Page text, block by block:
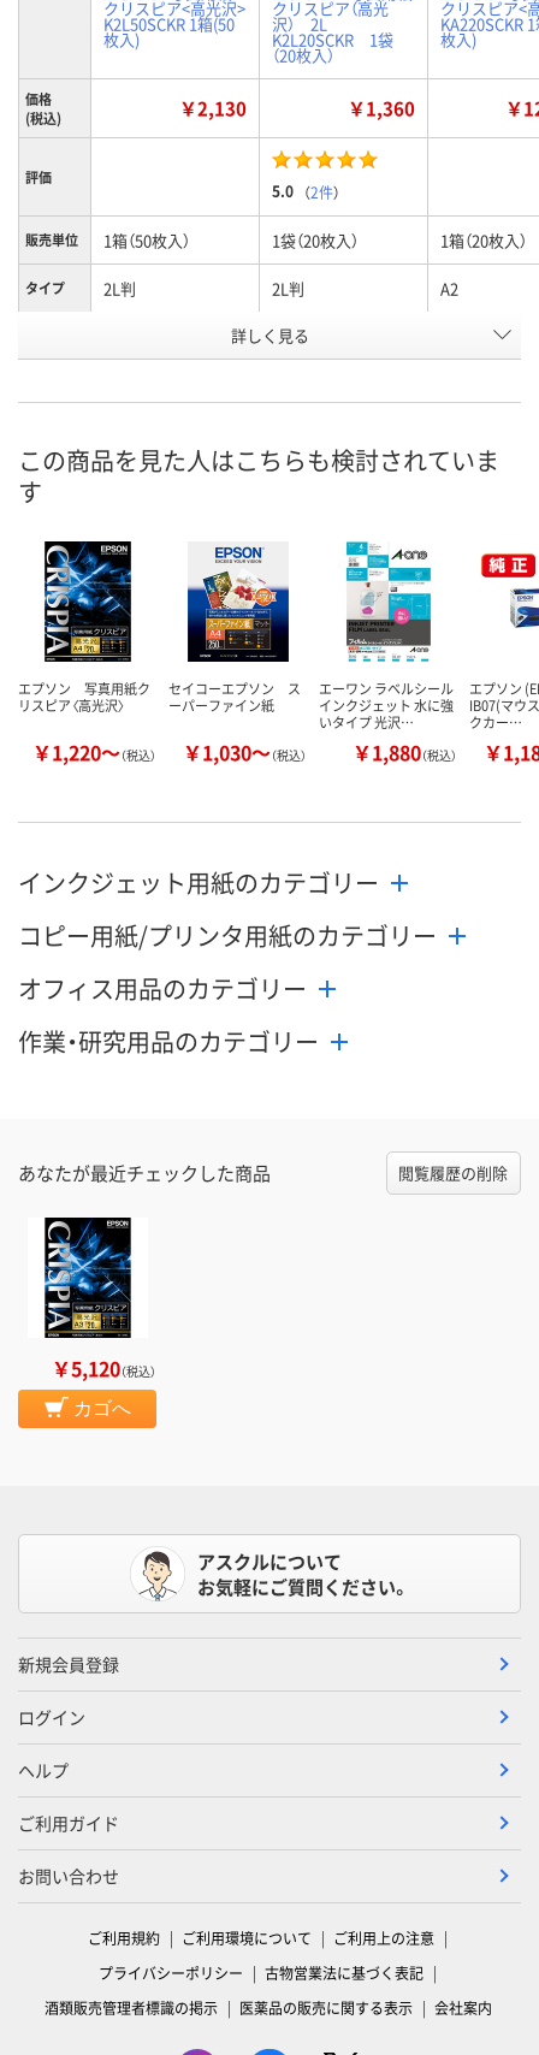
クリスピア<高光沢>
K2L50SCKR 1箱(50
枚入)
クリスピア（高光
沢） 2L
K2L20SCKR 1袋
（20枚入）
クリスピア<
KA220SCKR
枚入)
価格
(税込)
￥2,130 ￥1,360 ￥
評価
5.0 （2件）
販売単位 1箱（50枚入） 1袋（20枚入） 1箱（20枚入）
タイプ 2L判 2L判 A2
823715 A530489
カゴへ カゴへ カ
詳しく見る
この商品を見た人はこちらも検討されていま
す
エプソン 写真用紙ク
リスピア〈高光沢〉
￥1,220～（税込）
セイコーエプソン ス
ーパーファイン紙
￥1,030～（税込）
エーワン ラベルシール
インクジェット 水に強
いタイプ 光沢…
￥1,880（税込）
エプソン
IB07(マウ
クカー…
￥
インクジェット用紙のカテゴリー
コピー用紙/プリンタ用紙のカテゴリー
オフィス用品のカテゴリー
作業・研究用品のカテゴリー
あなたが最近チェックした商品 閲覧履歴の削除
￥5,120（税込）
カゴへ
アスクルについて
お気軽にご質問ください。
新規会員登録
ログイン
ヘルプ
ご利用ガイド
お問い合わせ
ご利用規約 ご利用環境について
ご利用上の注意
プライバシーポリシー
古物営業法に基づく表記
酒類販売管理者標識の掲示
医薬品の販売に関する表示 会社案内